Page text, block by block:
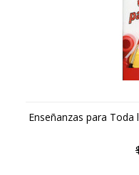
Enseñanzas para